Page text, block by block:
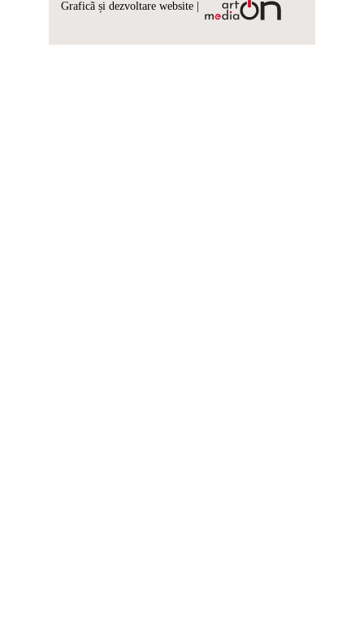
Graficã și dezvoltare website |